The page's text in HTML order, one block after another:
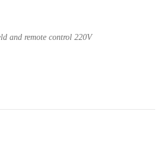
and remote control 220V